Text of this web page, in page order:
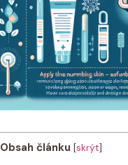
Obsah článku [skrýt]